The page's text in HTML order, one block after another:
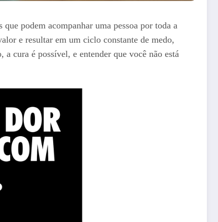
podem acompanhar uma pessoa por toda a
e resultar em um ciclo constante de medo,
cura é possível, e entender que você não está